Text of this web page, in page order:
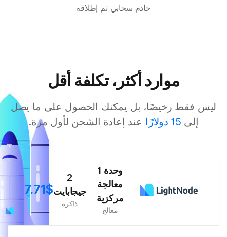
خادم سحابي تم إطلاقه
موارد أكثر، تكلفة أقل
ليس فقط رخيصًا، بل يمكنك الحصول على ما يصل
إلى 15 دولارًا عند إعادة الشحن لأول مرة.
7.71$
2
جيجابايت
ذاكرة
1 وحدة
معالجة
مركزية
معالج